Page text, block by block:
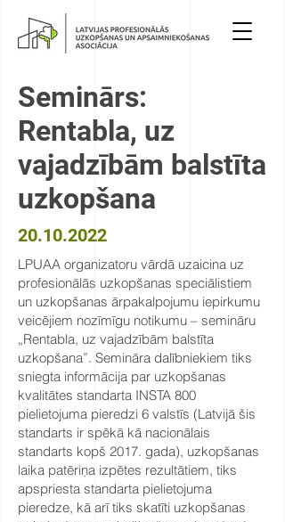
Seminārs:
Rentabla, uz
vajadzībām balstīta
uzkopšana
20.10.2022
LPUAA organizatoru vārdā uzaicina uz
profesionālās uzkopšanas speciālistiem
un uzkopšanas ārpakalpojumu iepirkumu
veicējiem nozīmīgu notikumu – semināru
„Rentabla, uz vajadzībām balstīta
uzkopšana”. Semināra dalībniekiem tiks
sniegta informācija par uzkopšanas
kvalitātes standarta INSTA 800
pielietojuma pieredzi 6 valstīs (Latvijā šis
standarts ir spēkā kā nacionālais
standarts kopš 2017. gada), uzkopšanas
laika patēriņa izpētes rezultātiem, tiks
apspriesta standarta pielietojuma
pieredze, kā arī tiks skatīti uzkopšanas